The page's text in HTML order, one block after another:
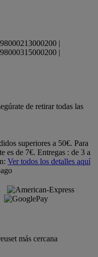
|
|
de retirar todas las
superiores a 50€. Para
es de 7€. Entregas : de 3 a
Ver todos los detalles aquí
más cercana